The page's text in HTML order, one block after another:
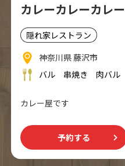
カレーカレーカレー
隠れ家レストラン
神奈川県 藤沢市
バル
串焼き 肉バル
カレー屋です
予約する